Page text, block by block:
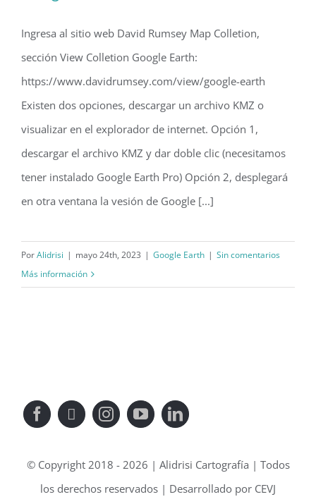
¿Cómo visualizar mapas antiguos en
Google Earth?
Ingresa al sitio web David Rumsey Map Colletion,
sección View Colletion Google Earth:
https://www.davidrumsey.com/view/google-earth
Existen dos opciones, descargar un archivo KMZ o
visualizar en el explorador de internet. Opción 1,
descargar el archivo KMZ y dar doble clic (necesitamos
tener instalado Google Earth Pro) Opción 2, desplegará
en otra ventana la vesión de Google [...]
PorAlidrisi | mayo 24th, 2023 | Google Earth | Sin comentarios
Más información
© Copyright 2018 - 2026 | Alidrisi Cartografía | Todos
los derechos reservados | Desarrollado por CEVJ